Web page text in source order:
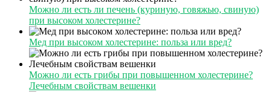
Можно ли есть ли печень (куриную, говяжью, свиную)
при высоком холестерине?
Мед при высоком холестерине: польза или вред?
Можно ли есть грибы при повышенном холестерине?
Лечебным свойствам вешенки